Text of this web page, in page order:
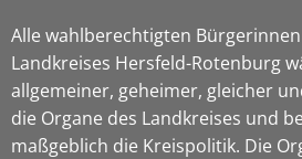
Alle wahlberechtigten
Landkreises Hersfeld-Rotenburg
allgemeiner, geheimer, gleicher
die Organe des Landkreises und
maßgeblich die Kreispolitik. Die